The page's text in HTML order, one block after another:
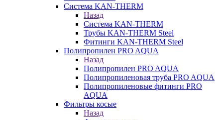
Система KAN-THERM
Назад
Система KAN-THERM
Трубы KAN-THERM Steel
Фитинги KAN-THERM Steel
Полипропилен PRO AQUA
Назад
Полипропилен PRO AQUA
Полипропиленовая труба PRO AQUA
Полипропиленовые фитинги PRO
AQUA
Фильтры косые
Назад